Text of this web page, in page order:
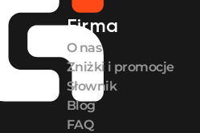
Firma
O nas
Zniżki i promocje
Słownik
Blog
FAQ